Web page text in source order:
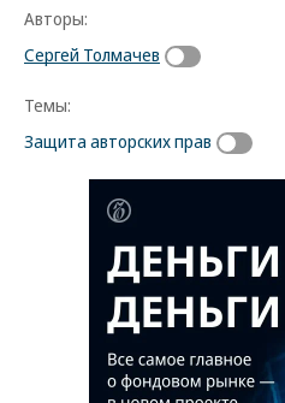
Авторы:
Сергей Толмачев
Темы:
Защита авторских прав